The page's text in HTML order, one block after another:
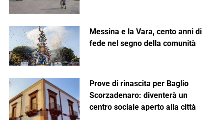
Messina e la Vara, cento anni di
fede nel segno della comunità
Prove di rinascita per Baglio
Scorzadenaro: diventerà un
centro sociale aperto alla città